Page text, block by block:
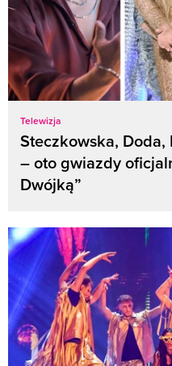
Telewizja
Steczkowska,
– oto gwiazdy
Dwójką”